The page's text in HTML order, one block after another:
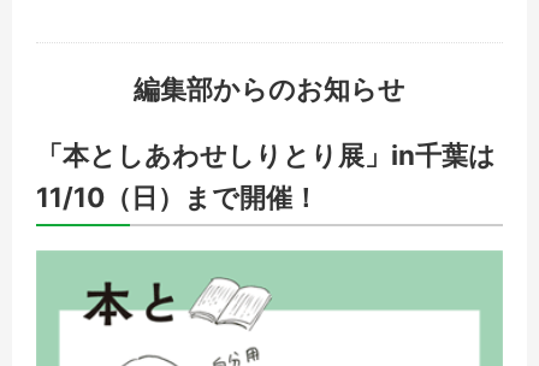
編集部からのお知らせ
「本としあわせしりとり展」in千葉は
11/10（日）まで開催！